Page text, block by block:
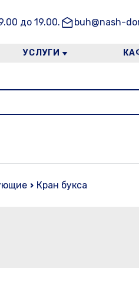
до 19.00. buh@nash-
УСЛУГИ
Кран букса